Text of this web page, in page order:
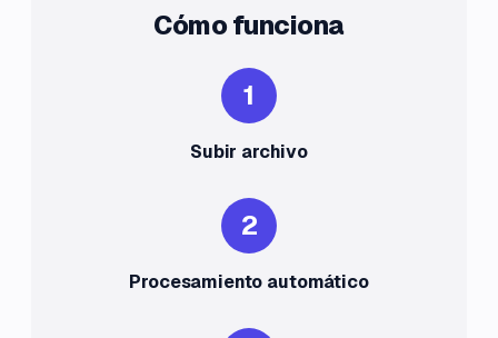
Cómo funciona
1
Subir archivo
2
Procesamiento automático